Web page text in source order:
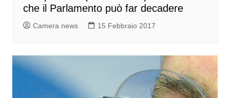
che il Parlamento può far decadere
Camera news 15 Febbraio 2017